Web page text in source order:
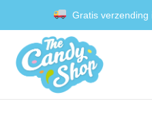
Gratis verzending